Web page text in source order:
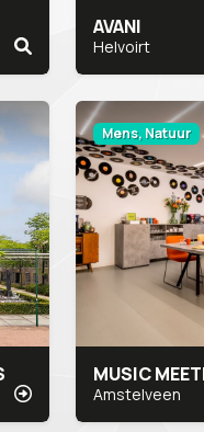
AVANI
Helvoirt
Mens, Natuur
Amstelveen